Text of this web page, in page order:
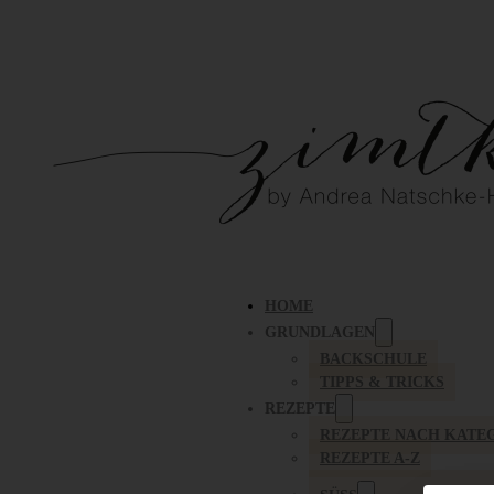
HOME
GRUNDLAGEN
BACKSCHULE
TIPPS & TRICKS
REZEPTE
REZEPTE NACH
REZEPTE A-Z